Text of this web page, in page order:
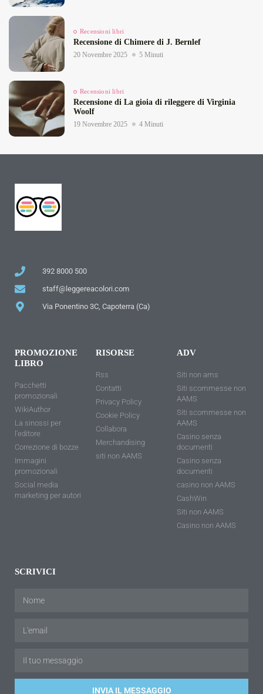
Recensioni libri
Recensione di Chimere di J. Bernlef
20 Novembre 2025 5 Minuti
Recensioni libri
Recensione di La gioia di rileggere di Virginia
Woolf
19 Novembre 2025 4 Minuti
392 8000 500
staff@leggereacolori.com
Via Ponentino 3C, Capoterra (Ca)
PROMOZIONE
LIBRO
Pacchetti
promozionali
WikiAuthor
La sinossi per
l'editore
Correzione di bozze
Immagini
promozionali
Social media
marketing per autori
RISORSE
Rss
Contatti
Privacy Policy
Cookie Policy
Collabora
Merchandising
siti non AAMS
ADV
Siti non ams
Siti scommesse non
AAMS
Siti scommesse non
AAMS
Casino senza
documenti
Casino senza
documenti
casino non AAMS
CashWin
Siti non AAMS
Casino non AAMS
SCRIVICI
INVIA IL MESSAGGIO